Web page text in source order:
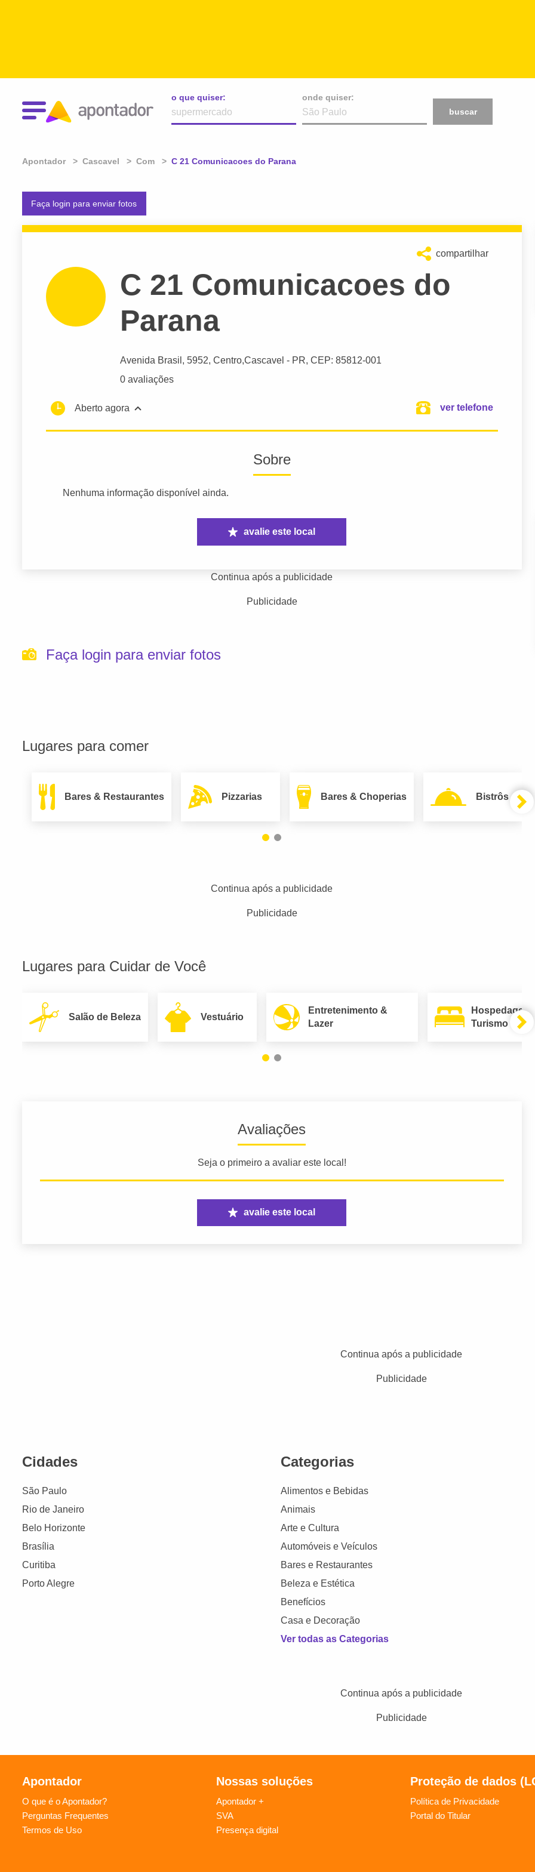
o que quiser:
onde quiser:
buscar
Apontador Cascavel Com Atual:
C 21 Comunicacoes do Parana
Faça login para enviar fotos
compartilhar
C 21 Comunicacoes do
Parana
Avenida Brasil , 5952, Centro,Cascavel - PR, CEP: 85812-001
0 avaliações
Aberto agora ver telefone
Sobre
Nenhuma informação disponível ainda.
avalie este local
Continua após a publicidade
Publicidade
Faça login para enviar fotos
Lugares para comer
Bares & Restaurantes Pizzarias Bares & Choperias Bistrôs
Continua após a publicidade
Publicidade
Lugares para Cuidar de Você
Salão de Beleza Vestuário
Entretenimento &
Lazer
Hospedagem
Turismo
Avaliações
Seja o primeiro a avaliar este local!
avalie este local
Continua após a publicidade
Publicidade
Cidades
São Paulo
Rio de Janeiro
Belo Horizonte
Brasília
Curitiba
Porto Alegre
Categorias
Alimentos e Bebidas
Animais
Arte e Cultura
Automóveis e Veículos
Bares e Restaurantes
Beleza e Estética
Benefícios
Casa e Decoração
Ver todas as Categorias
Continua após a publicidade
Publicidade
Apontador
O que é o Apontador?
Perguntas Frequentes
Termos de Uso
Nossas soluções
Apontador +
SVA
Presença digital
Proteção de dados
Política de Privacidade
Portal do Titular